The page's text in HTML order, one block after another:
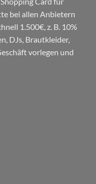
bei allen Anbietern
1.500€, z. B. 10%
DJs, Brautkleider,
vorlegen und